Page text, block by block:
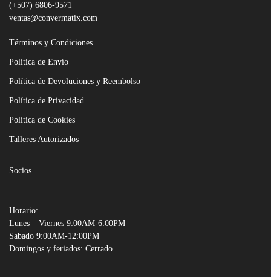
(+507) 6806-9571
ventas@convermatix.com
Términos y Condiciones
Política de Envío
Política de Devoluciones y Reembolso
Política de Privacidad
Política de Cookies
Talleres Autorizados
Socios
Horario:
Lunes – Viernes 9:00AM-6:00PM
Sabado 9:00AM-12:00PM
Domingos y feriados: Cerrado